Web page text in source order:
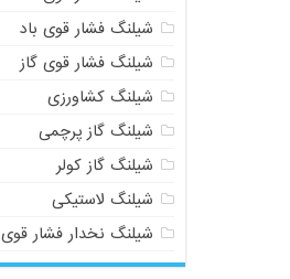
شیلنگ فشار قوی باد
شیلنگ فشار قوی گاز
شیلنگ کشاورزی
شیلنگ گاز پرچمی
شیلنگ گاز کولر
شیلنگ لاستیکی
شیلنگ نخدار فشار قوی